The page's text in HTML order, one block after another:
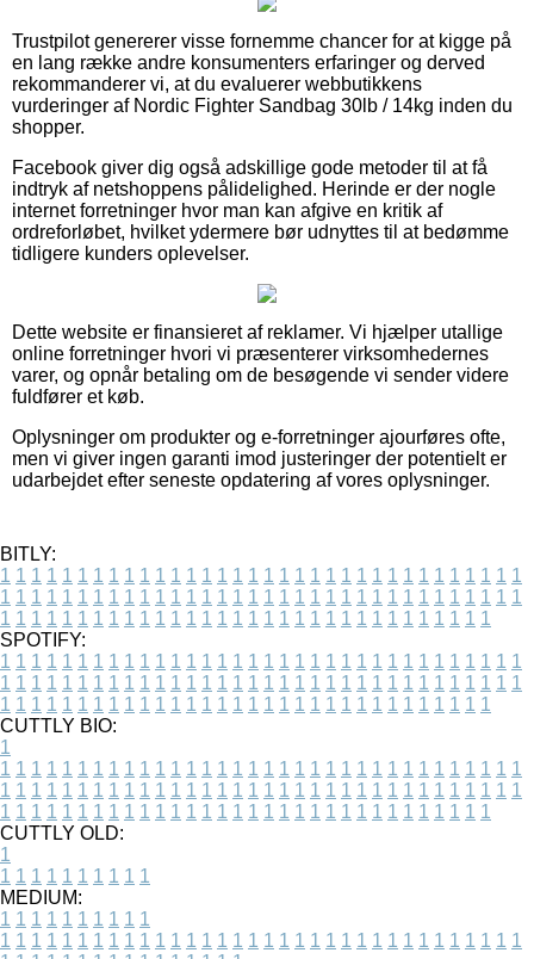
Trustpilot genererer visse fornemme chancer for at kigge på
en lang række andre konsumenters erfaringer og derved
rekommanderer vi, at du evaluerer webbutikkens
vurderinger af Nordic Fighter Sandbag 30lb / 14kg inden du
shopper.
Facebook giver dig også adskillige gode metoder til at få
indtryk af netshoppens pålidelighed. Herinde er der nogle
internet forretninger hvor man kan afgive en kritik af
ordreforløbet, hvilket ydermere bør udnyttes til at bedømme
tidligere kunders oplevelser.
Dette website er finansieret af reklamer. Vi hjælper utallige
online forretninger hvori vi præsenterer virksomhedernes
varer, og opnår betaling om de besøgende vi sender videre
fuldfører et køb.
Oplysninger om produkter og e-forretninger ajourføres ofte,
men vi giver ingen garanti imod justeringer der potentielt er
udarbejdet efter seneste opdatering af vores oplysninger.
BITLY:
1 1 1 1 1 1 1 1 1 1 1 1 1 1 1 1 1 1 1 1 1 1 1 1 1 1 1 1 1 1 1 1 1 1
1 1 1 1 1 1 1 1 1 1 1 1 1 1 1 1 1 1 1 1 1 1 1 1 1 1 1 1 1 1 1 1 1 1
1 1 1 1 1 1 1 1 1 1 1 1 1 1 1 1 1 1 1 1 1 1 1 1 1 1 1 1 1 1 1 1
SPOTIFY:
1 1 1 1 1 1 1 1 1 1 1 1 1 1 1 1 1 1 1 1 1 1 1 1 1 1 1 1 1 1 1 1 1 1
1 1 1 1 1 1 1 1 1 1 1 1 1 1 1 1 1 1 1 1 1 1 1 1 1 1 1 1 1 1 1 1 1 1
1 1 1 1 1 1 1 1 1 1 1 1 1 1 1 1 1 1 1 1 1 1 1 1 1 1 1 1 1 1 1 1
CUTTLY BIO:
1
1 1 1 1 1 1 1 1 1 1 1 1 1 1 1 1 1 1 1 1 1 1 1 1 1 1 1 1 1 1 1 1 1 1
1 1 1 1 1 1 1 1 1 1 1 1 1 1 1 1 1 1 1 1 1 1 1 1 1 1 1 1 1 1 1 1 1 1
1 1 1 1 1 1 1 1 1 1 1 1 1 1 1 1 1 1 1 1 1 1 1 1 1 1 1 1 1 1 1 1
CUTTLY OLD:
1
1 1 1 1 1 1 1 1 1 1
MEDIUM:
1 1 1 1 1 1 1 1 1 1
1 1 1 1 1 1 1 1 1 1 1 1 1 1 1 1 1 1 1 1 1 1 1 1 1 1 1 1 1 1 1 1 1 1